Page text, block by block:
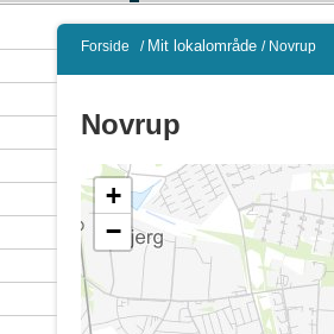
Forside / Mit lokalområde / Novrup
Novrup
+
−